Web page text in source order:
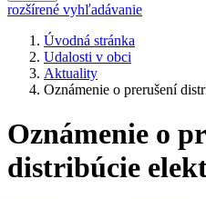
rozšírené vyhľadávanie
Úvodná stránka
Udalosti v obci
Aktuality
Oznámenie o prerušení
Oznámenie o
distribúcie